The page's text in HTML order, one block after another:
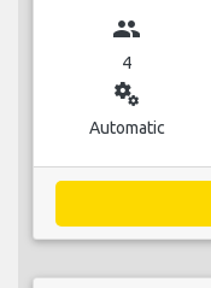
group
4
miscellaneous_services
Automatic